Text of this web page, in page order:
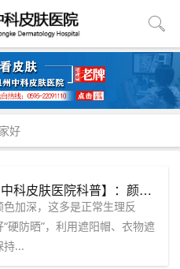
好
夏季胎记护理全攻略【泉州中科皮肤医院科普】：颜色变深≠坏事，但遇上这种“会长的红胎记”要警惕！
加深，这多是正常生理反
硬防晒”，利用遮阳帽、衣物遮
持...